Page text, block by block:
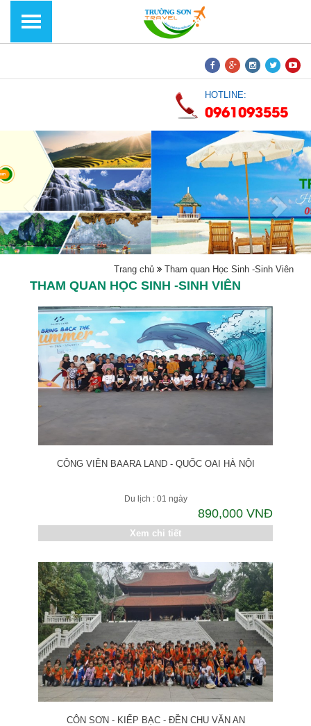
HOTLINE:
0961093555
Trang chủ Tham quan Học Sinh -Sinh Viên
THAM QUAN HỌC SINH -SINH VIÊN
CÔNG VIÊN BAARA LAND - QUỐC OAI HÀ NỘI
Du lịch : 01 ngày
890,000 VNĐ
Xem chi tiết
CÔN SƠN - KIẾP BẠC - ĐỀN CHU VĂN AN